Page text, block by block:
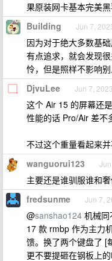
果原装网卡基本完美
Building Jun 7,
因为对于绝大多数基
有点追求，就会发现
怜，但是照样不影响
DjvuLee Jun 7, 2023
这个 Air 15 的屏幕还
性能的话 Pro/Air 差不
不过这个重量看起来
wanguorui123
主要还是谁驯服谁和
fredsunme Jun 7,
@sanshao124 机械同
17 款 rmbp 作为主力
馈。换了两个键盘了 [
更不要提砸在钢板上